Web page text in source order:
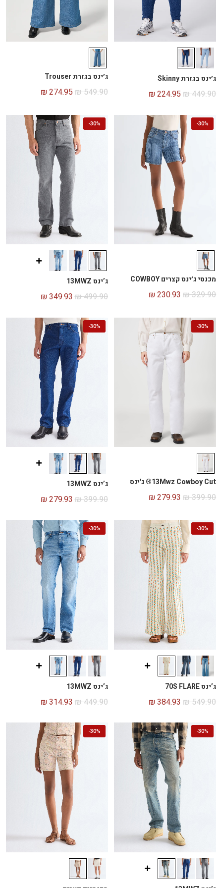
ג׳ינס בגזרת Skinny
₪449.90
₪ 224.95
ג׳ינס בגזרת Trouser
₪549.90
₪ 274.95
30%
-
מכנסי ג׳ינס קצרים COWBOY
₪329.90
₪ 230.93
30%
-
ג’ינס 13MWZ
₪499.90
₪ 349.93
30%
-
13Mwz Cowboy Cut® ג'ינס
₪399.90
₪ 279.93
30%
-
ג’ינס 13MWZ
₪399.90
₪ 279.93
30%
-
ג’ינס 70S FLARE
₪549.90
₪ 384.93
30%
-
ג’ינס 13MWZ
₪449.90
₪ 314.93
30%
-
30%
-